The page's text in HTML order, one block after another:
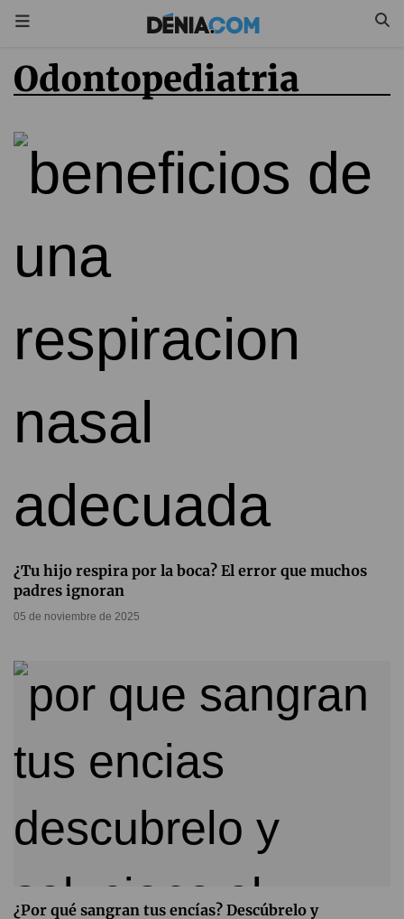
odontopediatria
¿Tu hijo respira por la boca? El error que muchos
padres ignoran
05 de noviembre de 2025
¿Por qué sangran tus encías? Descúbrelo y